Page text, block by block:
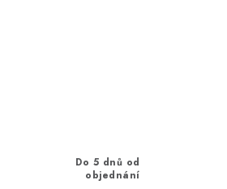
Do 5 dnů od
objednání